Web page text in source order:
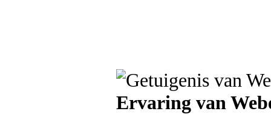
Ervaring van